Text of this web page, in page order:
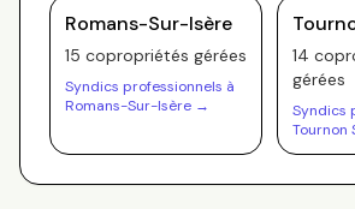
Romans-Sur-Isère
15 copropriétés gérées
Syndics professionnels à
Romans-Sur-Isère →
14
gérées
Syndics
Tournon